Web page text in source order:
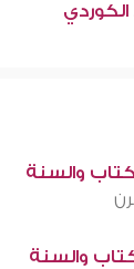
والسنة
والسنة